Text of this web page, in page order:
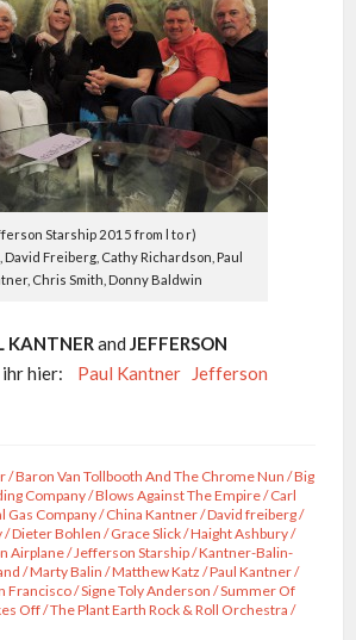
Starship 2015 from l to r)
David Freiberg, Cathy Richardson, Paul
Chris Smith, Donny Baldwin
KANTNERand JEFFERSON
hier: Paul Kantner
Jefferson
/Baron Van Tollbooth And The Chrome Nun /Big
Company/Blows Against The Empire/Carl
Gas Company/China Kantner/David freiberg/
/Dieter Bohlen /Grace Slick/Haight Ashbury/
Airplane/Jefferson Starship/Kantner-Balin-
/Marty Balin /Matthew Katz /Paul Kantner/
Francisco/Signe Toly Anderson /Summer Of
Off/The Plant Earth Rock & Roll Orchestra /